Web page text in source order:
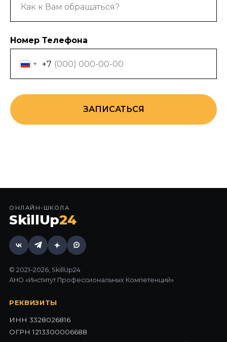
Номер Телефона
+7
ЗАПИСАТЬСЯ
ОНЛАЙН-ШКОЛА
SkillUp24
© 2021–2026, SkillUp24
АНО «Институт Профессиональных Компетенций»
РЕКВИЗИТЫ
ИНН 3328026816
ОГРН 1213300006688